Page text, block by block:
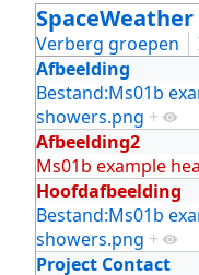
SpaceWeather
Verberg groepen
Afbeelding
Bestand:Ms01b
showers.png +
Afbeelding2
Ms01b example
Hoofdafbeelding
Bestand:Ms01b
showers.png +
Project Contact